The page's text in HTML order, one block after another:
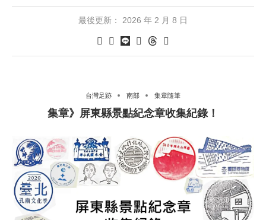
最後更新： 2026 年 2 月 8 日
台灣足跡 南部 集章隨筆
集章》屏東縣景點紀念章收集紀錄！